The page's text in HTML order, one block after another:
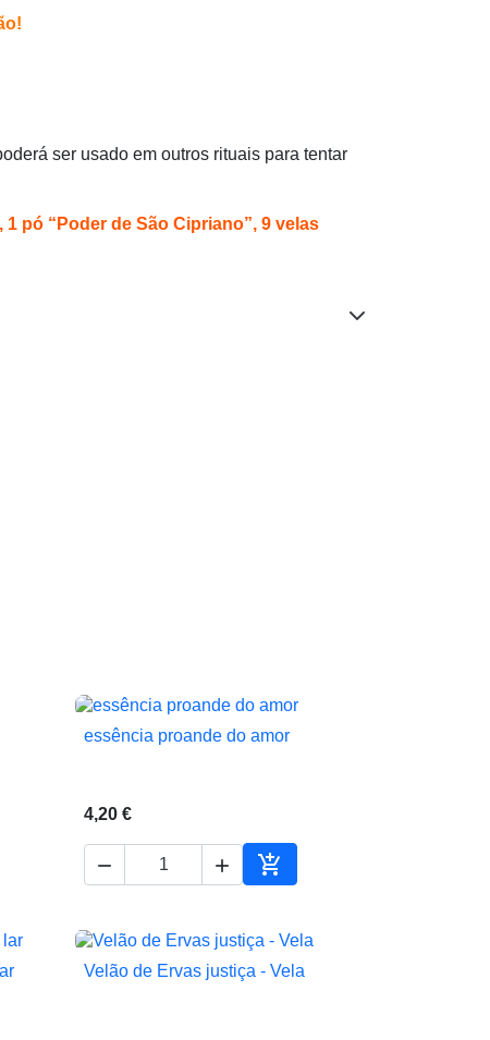
ser usado em outros rituais para tentar
pó “Poder de São Cipriano”, 9 velas
ao carrinho
 Vista rápida
essência proande do amor
4,20 €
  
Adicionar ao carrinho
 Vista rápida
Velão de Ervas justiça - Vela